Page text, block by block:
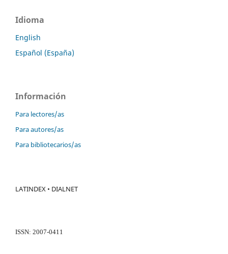
Idioma
English
Español (España)
Información
Para lectores/as
Para autores/as
Para bibliotecarios/as
LATINDEX • DIALNET
ISSN: 2007-0411